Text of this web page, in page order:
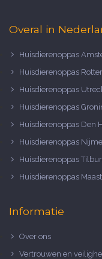
Overal in
Huisdierenoppas
Huisdierenoppas
Huisdierenoppas
Huisdierenoppas
Huisdierenoppas Den
Huisdierenoppas
Huisdierenoppas
Huisdierenoppas
Informatie
Over ons
Vertrouwen en